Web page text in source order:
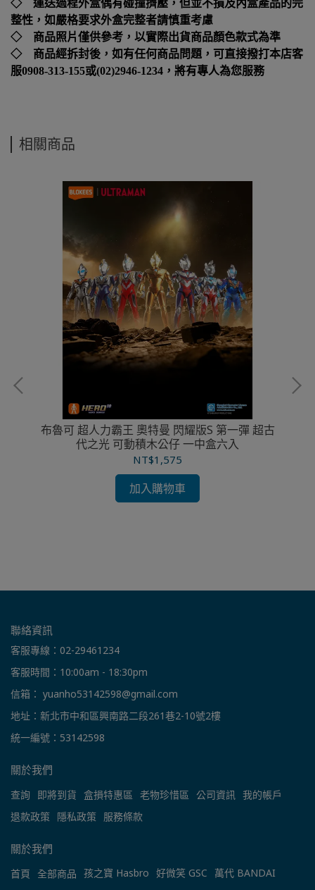
◇ 運送過程外盒偶有碰撞擠壓，但並不損及內盒產品的完
整性，如嚴格要求外盒完整者請慎重考慮
◇ 商品照片僅供參考，以實際出貨商品顏色款式為準
◇ 商品經拆封後，如有任何商品問題，可直接撥打本店客
服0908-313-155或(02)2946-1234，將有專人為您服務
相關商品
布魯可 超人力霸王 奧特曼 閃耀版S 第一彈 超古
代之光 可動積木公仔 一中盒六入
NT$1,575
加入購物車
聯絡資訊
客服專線：02-29461234
客服時間：10:00am - 18:30pm
信箱： yuanho53142598@gmail.com
地址：新北市中和區興南路二段261巷2-10號2樓
統一編號：53142598
關於我們
查詢 即將到貨 盒損特惠區 老物珍惜區 公司資訊
我的帳戶
退款政策 隱私政策 服務條款
關於我們
首頁 全部商品 孩之寶 Hasbro 好微笑 GSC
萬代 BANDAI